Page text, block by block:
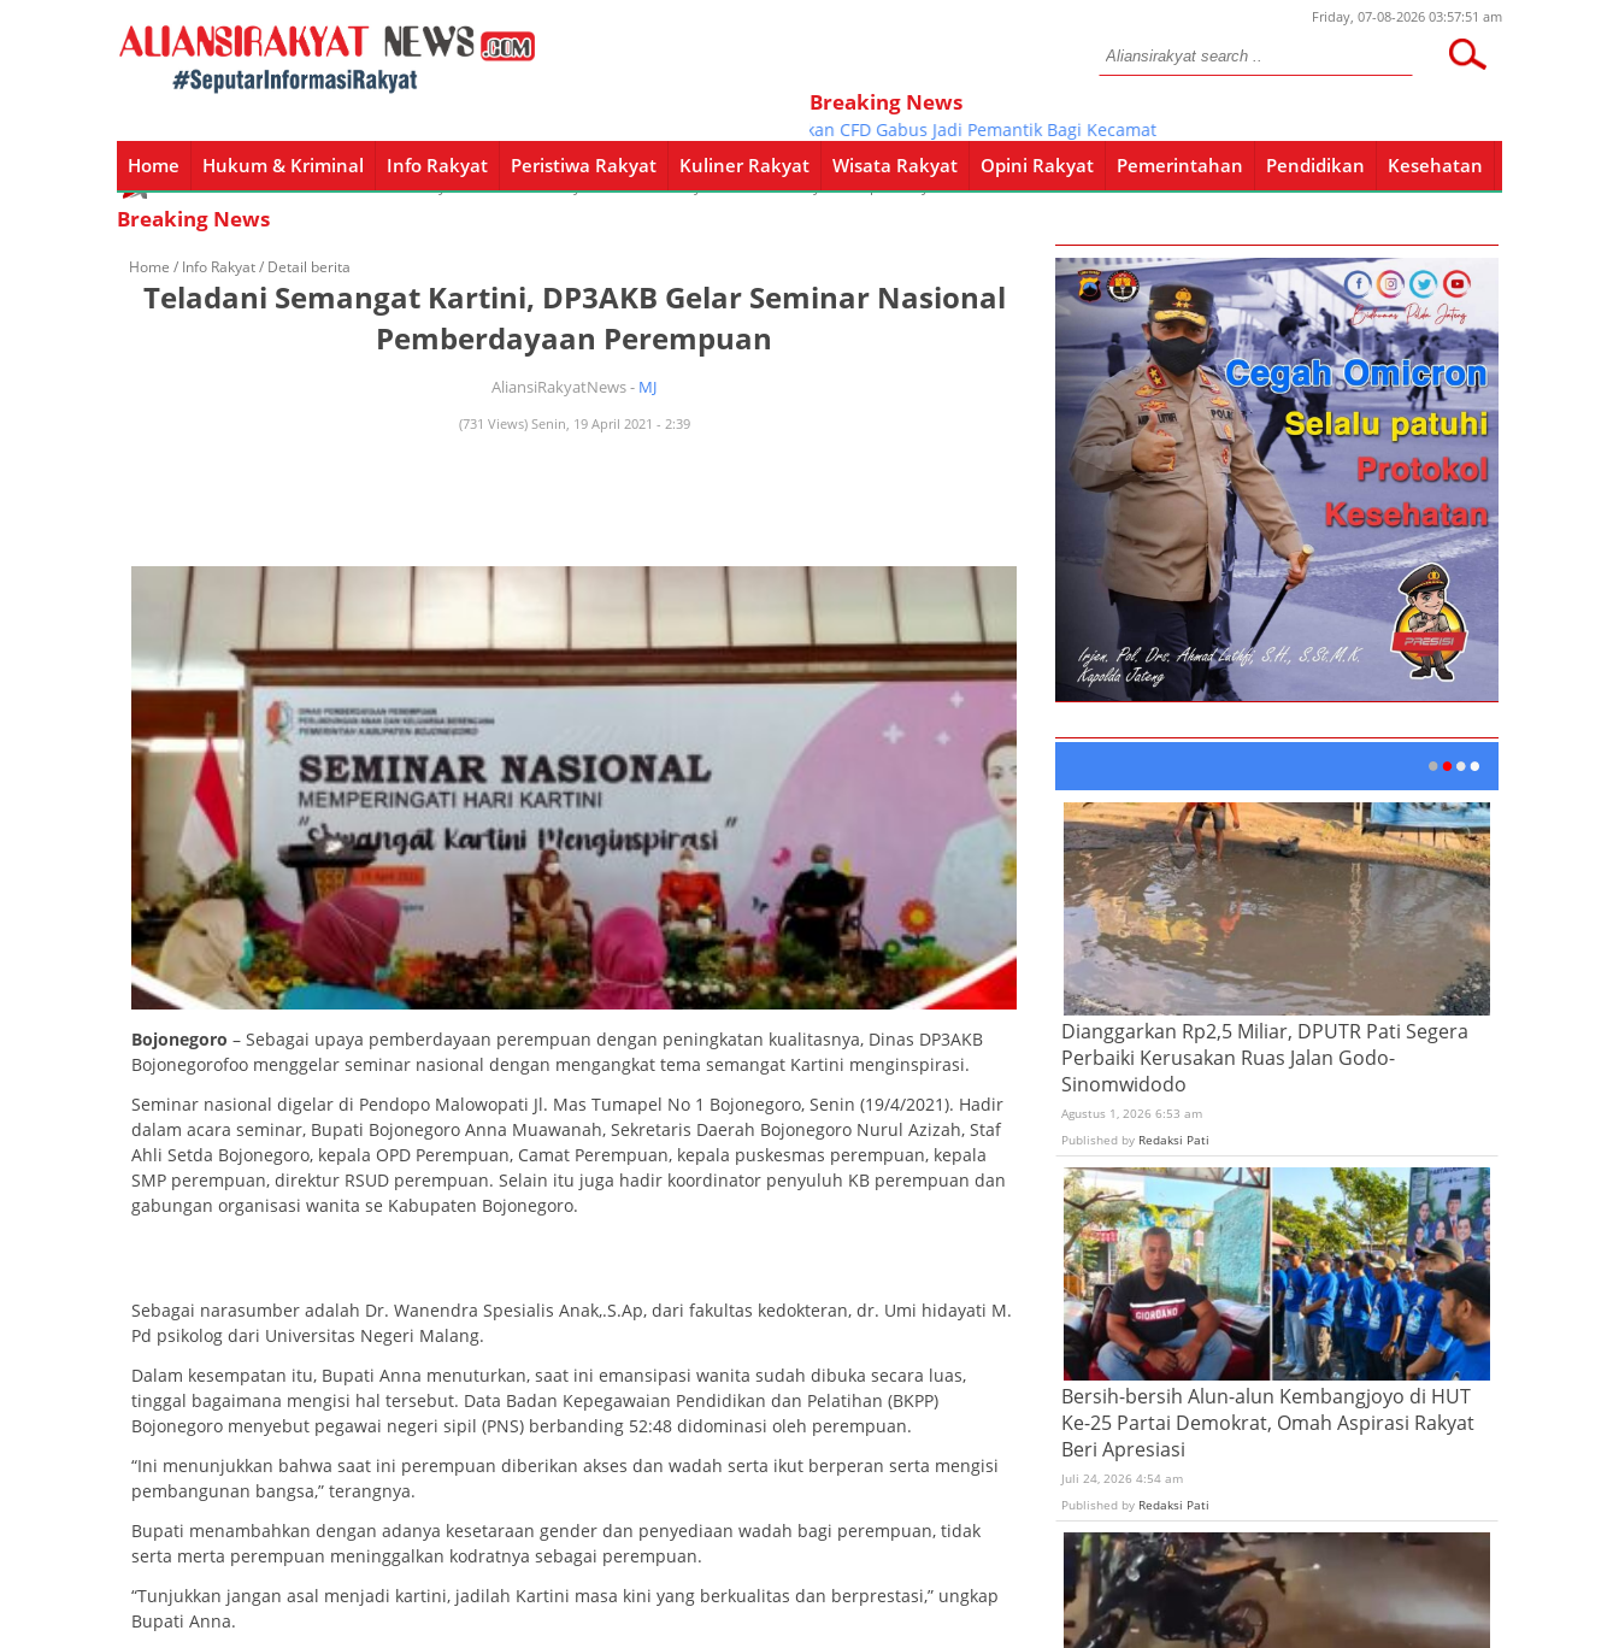
Friday, 07-08-2026 03:57:51 am
Breaking News
Henggar Harapkan CFD Gabus Jadi Pemantik Bagi Kecamatan Lain
Home Hukum & Kriminal Info Rakyat Peristiwa Rakyat Kuliner Rakyat Wisata Rakyat Opini Rakyat Pemerintahan Pendidikan Kesehatan
Home Hukum & Kriminal Info Rakyat Peristiwa Rakyat Kuliner Rakyat Wisata Rakyat Opini Rakyat Pemerintahan Pendidikan Kesehatan
Breaking News
Home / Info Rakyat/ Detail berita
Teladani Semangat Kartini, DP3AKB Gelar Seminar Nasional
Pemberdayaan Perempuan
AliansiRakyatNews - MJ
(731 Views) Senin, 19 April 2021 - 2:39
Bojonegoro – Sebagai upaya pemberdayaan perempuan dengan peningkatan kualitasnya, Dinas DP3AKB
Bojonegorofoo menggelar seminar nasional dengan mengangkat tema semangat Kartini menginspirasi.
Seminar nasional digelar di Pendopo Malowopati Jl. Mas Tumapel No 1 Bojonegoro, Senin (19/4/2021). Hadir
dalam acara seminar, Bupati Bojonegoro Anna Muawanah, Sekretaris Daerah Bojonegoro Nurul Azizah, Staf
Ahli Setda Bojonegoro, kepala OPD Perempuan, Camat Perempuan, kepala puskesmas perempuan, kepala
SMP perempuan, direktur RSUD perempuan. Selain itu juga hadir koordinator penyuluh KB perempuan dan
gabungan organisasi wanita se Kabupaten Bojonegoro.
Sebagai narasumber adalah Dr. Wanendra Spesialis Anak,.S.Ap, dari fakultas kedokteran, dr. Umi hidayati M.
Pd psikolog dari Universitas Negeri Malang.
Dalam kesempatan itu, Bupati Anna menuturkan, saat ini emansipasi wanita sudah dibuka secara luas,
tinggal bagaimana mengisi hal tersebut. Data Badan Kepegawaian Pendidikan dan Pelatihan (BKPP)
Bojonegoro menyebut pegawai negeri sipil (PNS) berbanding 52:48 didominasi oleh perempuan.
“Ini menunjukkan bahwa saat ini perempuan diberikan akses dan wadah serta ikut berperan serta mengisi
pembangunan bangsa,” terangnya.
Bupati menambahkan dengan adanya kesetaraan gender dan penyediaan wadah bagi perempuan, tidak
serta merta perempuan meninggalkan kodratnya sebagai perempuan.
“Tunjukkan jangan asal menjadi kartini, jadilah Kartini masa kini yang berkualitas dan berprestasi,” ungkap
Bupati Anna.
Dianggarkan Rp2,5 Miliar, DPUTR Pati Segera
Perbaiki Kerusakan Ruas Jalan Godo-
Sinomwidodo
Agustus 1, 2026 6:53 am
Published by Redaksi Pati
Bersih-bersih Alun-alun Kembangjoyo di HUT
Ke-25 Partai Demokrat, Omah Aspirasi Rakyat
Beri Apresiasi
Juli 24, 2026 4:54 am
Published by Redaksi Pati